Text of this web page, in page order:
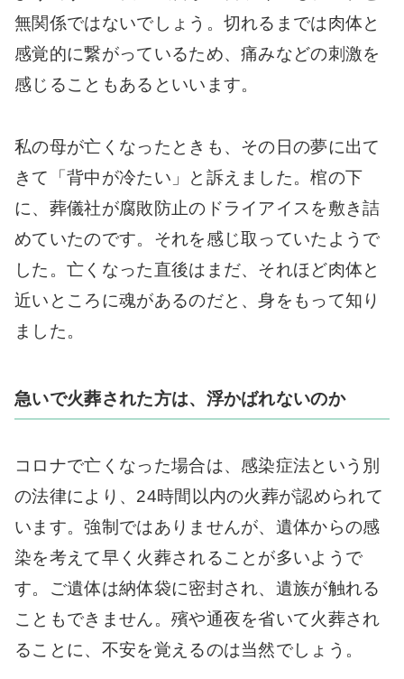
無関係ではないでしょう。切れるまでは肉体と
感覚的に繋がっているため、痛みなどの刺激を
感じることもあるといいます。
私の母が亡くなったときも、その日の夢に出て
きて「背中が冷たい」と訴えました。棺の下
に、葬儀社が腐敗防止のドライアイスを敷き詰
めていたのです。それを感じ取っていたようで
した。亡くなった直後はまだ、それほど肉体と
近いところに魂があるのだと、身をもって知り
ました。
急いで火葬された方は、浮かばれないのか
コロナで亡くなった場合は、感染症法という別
の法律により、24時間以内の火葬が認められて
います。強制ではありませんが、遺体からの感
染を考えて早く火葬されることが多いようで
す。ご遺体は納体袋に密封され、遺族が触れる
こともできません。殯や通夜を省いて火葬され
ることに、不安を覚えるのは当然でしょう。